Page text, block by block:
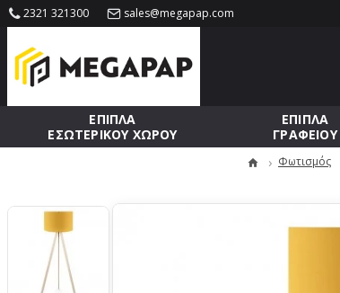
2321 321300 sales@megapap.com
ΕΠΙΠΛΑ
ΕΣΩΤΕΡΙΚΟΥ ΧΩΡΟΥ
ΕΠΙΠΛΑ
ΓΡΑΦΕΙΟΥ
Φωτισμός